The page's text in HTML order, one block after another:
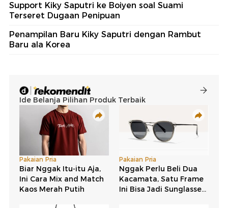
Support Kiky Saputri ke Boiyen soal Suami
Terseret Dugaan Penipuan
Penampilan Baru Kiky Saputri dengan Rambut
Baru ala Korea